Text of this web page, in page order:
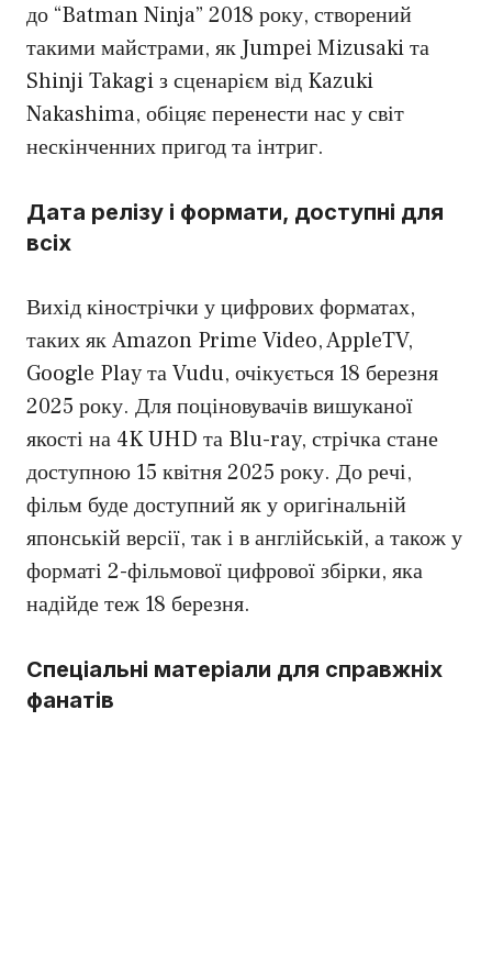
до “Batman Ninja” 2018 року, створений
такими майстрами, як Jumpei Mizusaki та
Shinji Takagi з сценарієм від Kazuki
Nakashima, обіцяє перенести нас у світ
нескінченних пригод та інтриг.
Дата релізу і формати, доступні для
всіх
Вихід кінострічки у цифрових форматах,
таких як Amazon Prime Video, AppleTV,
Google Play та Vudu, очікується 18 березня
2025 року. Для поціновувачів вишуканої
якості на 4K UHD та Blu-ray, стрічка стане
доступною 15 квітня 2025 року. До речі,
фільм буде доступний як у оригінальній
японській версії, так і в англійській, а також у
форматі 2-фільмової цифрової збірки, яка
надійде теж 18 березня.
Спеціальні матеріали для справжніх
фанатів